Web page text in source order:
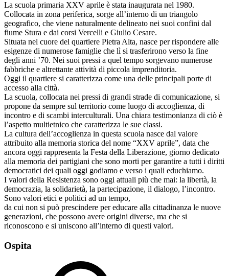
La scuola primaria XXV aprile è stata inaugurata nel 1980.
Collocata in zona periferica, sorge all’interno di un triangolo
geografico, che viene naturalmente delineato nei suoi confini dal
fiume Stura e dai corsi Vercelli e Giulio Cesare.
Situata nel cuore del quartiere Pietra Alta, nasce per rispondere alle
esigenze di numerose famiglie che lì si trasferirono verso la fine
degli anni ’70. Nei suoi pressi a quel tempo sorgevano numerose
fabbriche e altrettante attività di piccola imprenditoria.
Oggi il quartiere si caratterizza come una delle principali porte di
accesso alla città.
La scuola, collocata nei pressi di grandi strade di comunicazione, si
propone da sempre sul territorio come luogo di accoglienza, di
incontro e di scambi interculturali. Una chiara testimonianza di ciò è
l’aspetto multietnico che caratterizza le sue classi.
La cultura dell’accoglienza in questa scuola nasce dal valore
attribuito alla memoria storica del nome “XXV aprile”, data che
ancora oggi rappresenta la Festa della Liberazione, giorno dedicato
alla memoria dei partigiani che sono morti per garantire a tutti i diritti
democratici dei quali oggi godiamo e verso i quali educhiamo.
I valori della Resistenza sono oggi attuali più che mai: la libertà, la
democrazia, la solidarietà, la partecipazione, il dialogo, l’incontro.
Sono valori etici e politici ad un tempo,
da cui non si può prescindere per educare alla cittadinanza le nuove
generazioni, che possono avere origini diverse, ma che si
riconoscono e si uniscono all’interno di questi valori.
Ospita